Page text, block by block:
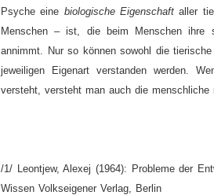
Psyche eine biologische Eigenschaftaller
Menschen – ist, die beim Menschen ihre
annimmt. Nur so können sowohl die
jeweiligen Eigenart verstanden werden.
versteht, versteht man auch die menschliche
/1/ Leontjew, Alexej (1964): Probleme der
Wissen Volkseigener Verlag, Berlin